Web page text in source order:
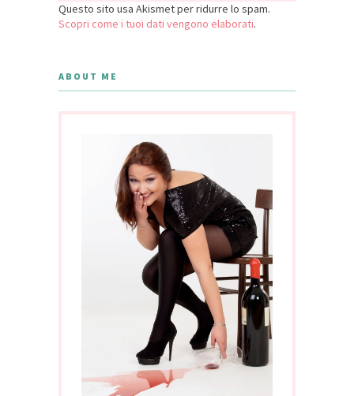
Questo sito usa Akismet per ridurre lo spam.
Scopri come i tuoi dati vengono elaborati.
ABOUT ME